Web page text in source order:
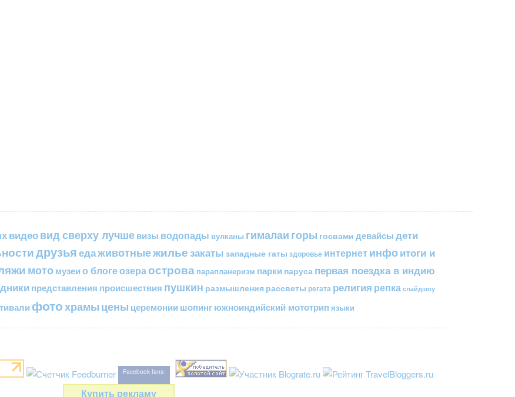
видеовид сверху лучше визы водопады вулканы гималаи горы госвами девайсы дети
друзьяедаживотныежильезакаты западные гаты здоровье интернетинфоитоги и
мото музеи о блогеозераострова парапланеризм парки паруса первая поездка в индию
представления происшествия пушкин размышления рассветы регата религия репка слайдшоу
фотохрамы цены церемонии шопингюжноиндийский мототрип языки
Facebook fans:
Купить рекламу